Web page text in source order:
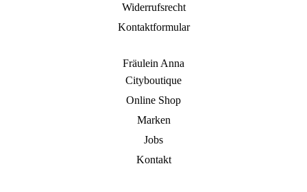
Widerrufsrecht
Kontaktformular
Fräulein Anna
Cityboutique
Online Shop
Marken
Jobs
Kontakt